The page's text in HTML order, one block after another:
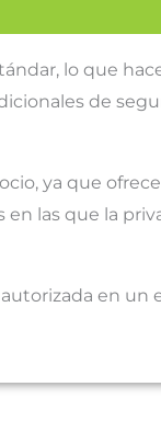
lo que
de
ya que
las que la
en un